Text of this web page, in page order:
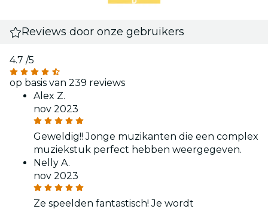
Reviews door onze gebruikers
4.7 /5
op basis van 239 reviews
Alex Z.
nov 2023
Geweldig!! Jonge muzikanten die een complex
muziekstuk perfect hebben weergegeven.
Nelly A.
nov 2023
Ze speelden fantastisch! Je wordt